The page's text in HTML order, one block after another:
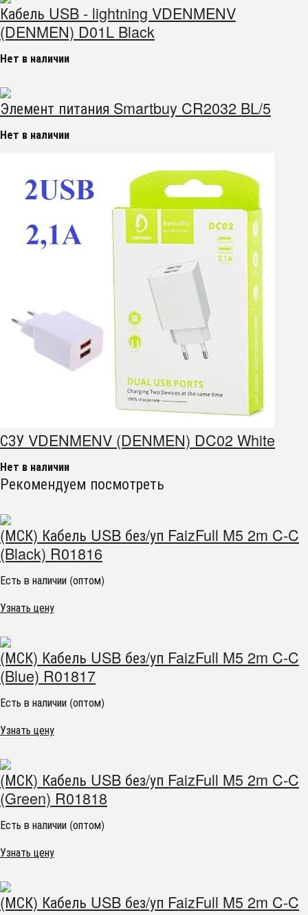
Кабель USB - lightning VDENMENV
(DENMEN) D01L Black
Нет в наличии
Элемент питания Smartbuy CR2032 BL/5
Нет в наличии
СЗУ VDENMENV (DENMEN) DC02 White
Нет в наличии
Рекомендуем посмотреть
(МСК) Кабель USB без/уп FaizFull M5 2m C-C
(Black) R01816
Есть в наличии (оптом)
Узнать цену
(МСК) Кабель USB без/уп FaizFull M5 2m C-C
(Blue) R01817
Есть в наличии (оптом)
Узнать цену
(МСК) Кабель USB без/уп FaizFull M5 2m C-C
(Green) R01818
Есть в наличии (оптом)
Узнать цену
(МСК) Кабель USB без/уп FaizFull M5 2m C-C